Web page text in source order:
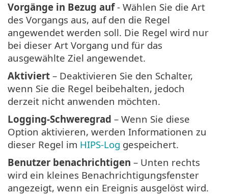
Vorgänge in Bezug auf- Wählen Sie die Art
des Vorgangs aus, auf den die Regel
angewendet werden soll. Die Regel wird nur
bei dieser Art Vorgang und für das
ausgewählte Ziel angewendet.
Aktiviert – Deaktivieren Sie den Schalter,
wenn Sie die Regel beibehalten, jedoch
derzeit nicht anwenden möchten.
Logging-Schweregrad – Wenn Sie diese
Option aktivieren, werden Informationen zu
dieser Regel im HIPS-Log gespeichert.
Benutzer benachrichtigen – Unten rechts
wird ein kleines Benachrichtigungsfenster
angezeigt, wenn ein Ereignis ausgelöst wird.